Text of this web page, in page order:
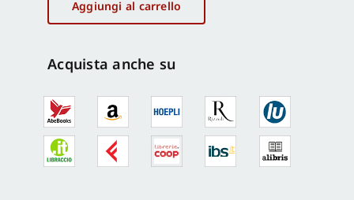
Aggiungi al carrello
Acquista anche su